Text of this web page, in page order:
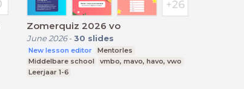
Zomerquiz 2026 vo
June 2026- 30 slides
New lesson editor
Mentorles
Middelbare school
vmbo, mavo, havo, vwo
Leerjaar 1-6